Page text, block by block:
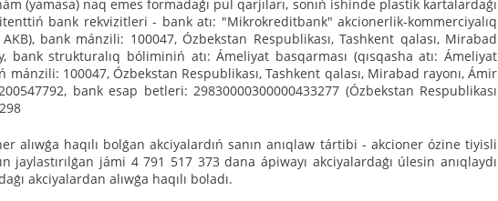
(yamasa) naq emes formadaǵı pul qarjıları, sonıń ishinde plastik kartalardaǵı
bank rekvizitleri - bank atı: "Mikrokreditbank" akcionerlik-kommerciyalıq
bank mánzili: 100047, Ózbekstan Respublikası, Tashkent qalası, Mirabad
bank strukturalıq bóliminiń atı: Ámeliyat basqarması (qısqasha atı: Ámeliyat
100047, Ózbekstan Respublikası, Tashkent qalası, Mirabad rayonı, Ámir
bank esap betleri: 29830000300000433277 (Ózbekstan Respublikası
alıwǵa haqılı bolǵan akciyalardıń sanın anıqlaw tártibi - akcioner ózine tiyisli
jaylastırılǵan jámi 4 791 517 373 dana ápiwayı akciyalardaǵı úlesin anıqlaydı
akciyalardan alıwǵa haqılı boladı.
Tolıq